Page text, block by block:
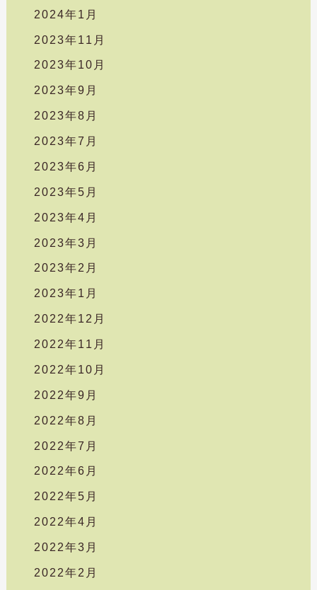
2024年1月
2023年11月
2023年10月
2023年9月
2023年8月
2023年7月
2023年6月
2023年5月
2023年4月
2023年3月
2023年2月
2023年1月
2022年12月
2022年11月
2022年10月
2022年9月
2022年8月
2022年7月
2022年6月
2022年5月
2022年4月
2022年3月
2022年2月